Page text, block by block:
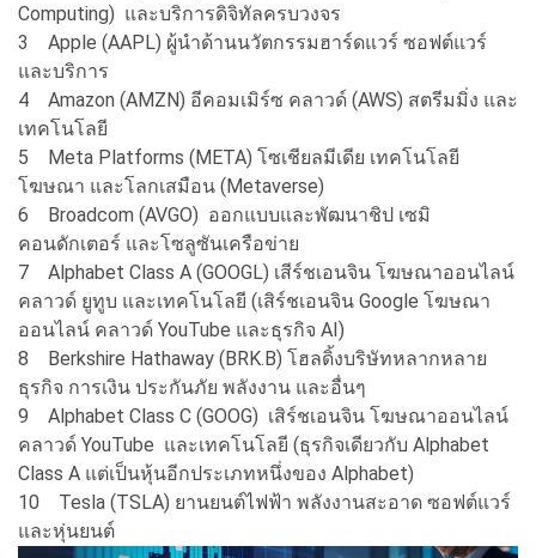
Computing) และบริการดิจิทัลครบวงจร
3
Apple (AAPL) ผู้นำด้านนวัตกรรมฮาร์ดแวร์ ซอฟต์แวร์
และบริการ
4
Amazon (AMZN) อีคอมเมิร์ซ คลาวด์ (AWS) สตรีมมิ่ง และ
เทคโนโลยี
5
Meta Platforms (META) โซเชียลมีเดีย เทคโนโลยี
โฆษณา และโลกเสมือน (Metaverse)
6
Broadcom (AVGO) ออกแบบและพัฒนาชิป เซมิ
คอนดักเตอร์ และโซลูซันเครือข่าย
7
Alphabet Class A (GOOGL) เสีร์ชเอนจิน โฆษณาออนไลน์
คลาวด์ ยูทูบ และเทคโนโลยี (เสิร์ชเอนจิน Google โฆษณา
ออนไลน์ คลาวด์ YouTube และธุรกิจ AI)
8
Berkshire Hathaway (BRK.B) โฮลดิ้งบริษัทหลากหลาย
ธุรกิจ การเงิน ประกันภัย พลังงาน และอื่นๆ
9
Alphabet Class C (GOOG) เสิร์ชเอนจิน โฆษณาออนไลน์
คลาวด์ YouTube และเทคโนโลยี (ธุรกิจเดียวกับ Alphabet
Class A แต่เป็นหุ้นอีกประเภทหนึ่งของ Alphabet)
10
Tesla (TSLA) ยานยนต์ไฟฟ้า พลังงานสะอาด ซอฟต์แวร์
และหุ่นยนต์